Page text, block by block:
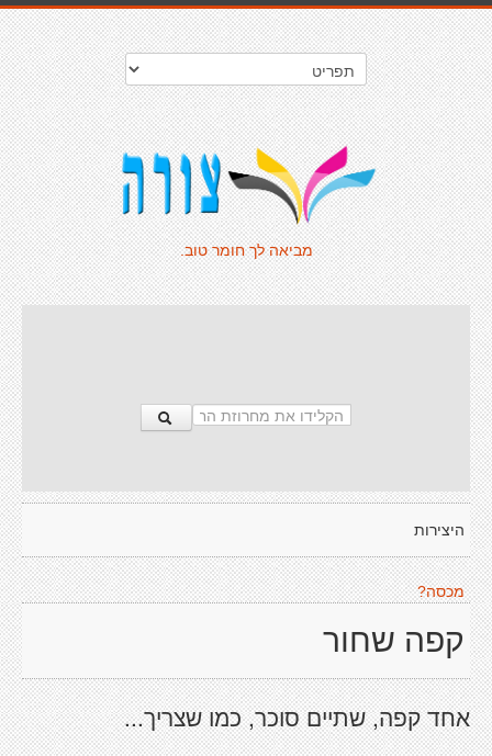
מביאה לך חומר טוב.
היצירות
מכסה?
קפה שחור
אחד קפה, שתיים סוכר, כמו שצריך...